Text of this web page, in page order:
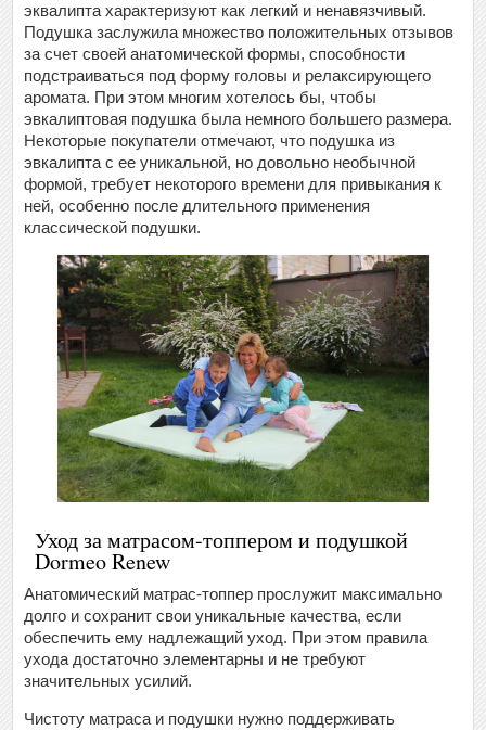
эквалипта характеризуют как легкий и ненавязчивый.
Подушка заслужила множество положительных отзывов
за счет своей анатомической формы, способности
подстраиваться под форму головы и релаксирующего
аромата. При этом многим хотелось бы, чтобы
эвкалиптовая подушка была немного большего размера.
Некоторые покупатели отмечают, что подушка из
эвкалипта с ее уникальной, но довольно необычной
формой, требует некоторого времени для привыкания к
ней, особенно после длительного применения
классической подушки.
Уход за матрасом-топпером и подушкой
Dormeo Renew
Анатомический матрас-топпер прослужит максимально
долго и сохранит свои уникальные качества, если
обеспечить ему надлежащий уход. При этом правила
ухода достаточно элементарны и не требуют
значительных усилий.
Чистоту матраса и подушки нужно поддерживать